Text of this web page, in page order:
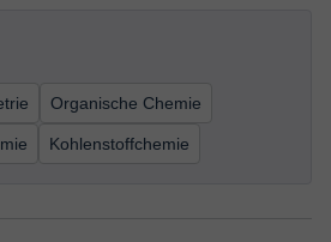
Organische Chemie
Kohlenstoffchemie